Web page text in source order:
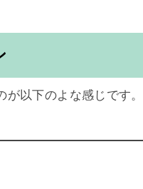
以下のよな感じです。